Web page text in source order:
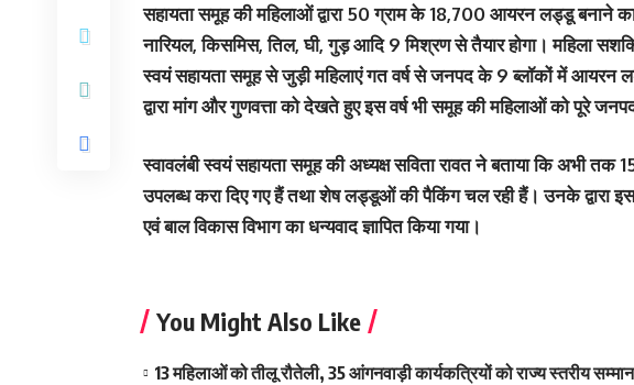
सहायता समूह की महिलाओं द्वारा 50 ग्राम के 18,700 आयरन लड्डू बनाने
नारियल, किसमिस, तिल, घी, गुड़ आदि 9 मिश्रण से तैयार होगा। महिला
स्वयं सहायता समूह से जुड़ी महिलाएं गत वर्ष से जनपद के 9 ब्लॉकों में आयरन
द्वारा मांग और गुणवत्ता को देखते हुए इस वर्ष भी समूह की महिलाओं को पूरे
स्वावलंबी स्वयं सहायता समूह की अध्यक्ष सविता रावत ने बताया कि अभी
उपलब्ध करा दिए गए हैं तथा शेष लड्डूओं की पैकिंग चल रही हैं। उनके द्वारा
एवं बाल विकास विभाग का धन्यवाद ज्ञापित किया गया।
You Might Also Like
13 महिलाओं को तीलू रौतेली, 35 आंगनवाड़ी कार्यकत्रियों को राज्य स्तरीय